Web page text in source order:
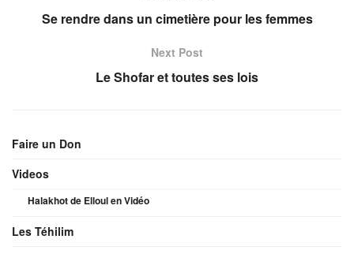
Se rendre dans un cimetière pour les femmes
Next Post
Le Shofar et toutes ses lois
Faire un Don
Videos
Halakhot de Elloul en Vidéo
Les Téhilim